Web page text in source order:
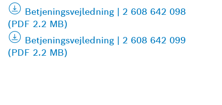
Betjeningsvejledning | 2 608 642 098
(PDF 2.2 MB)
Betjeningsvejledning | 2 608 642 099
(PDF 2.2 MB)